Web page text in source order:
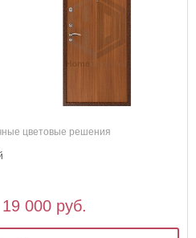
цветовые решения
19 000 руб.